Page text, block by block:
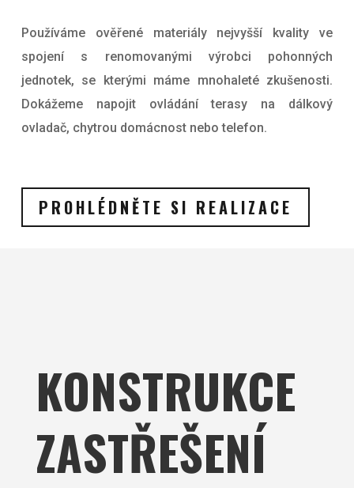
Používáme ověřené materiály nejvyšší kvality ve
spojení s renomovanými výrobci pohonných
jednotek, se kterými máme mnohaleté zkušenosti.
Dokážeme napojit ovládání terasy na dálkový
ovladač, chytrou domácnost nebo telefon.
PROHLÉDNĚTE SI REALIZACE
KONSTRUKCE
ZASTŘEŠENÍ